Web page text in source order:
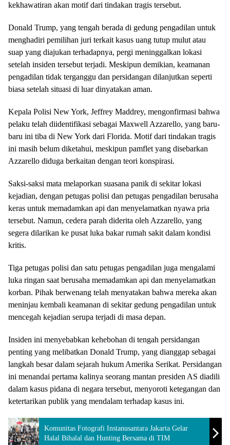
kekhawatiran akan motif dari tindakan tragis tersebut.
Donald Trump, yang tengah berada di gedung pengadilan untuk
menghadiri pemilihan juri terkait kasus uang tutup mulut atau
suap yang diajukan terhadapnya, pergi meninggalkan lokasi
setelah insiden tersebut terjadi. Meskipun demikian, keamanan
pengadilan tidak terganggu dan persidangan dilanjutkan seperti
biasa setelah situasi di luar dinyatakan aman.
Kepala Polisi New York, Jeffrey Maddrey, mengonfirmasi bahwa
pelaku telah diidentifikasi sebagai Maxwell Azzarello, yang baru-
baru ini tiba di New York dari Florida. Motif dari tindakan tragis
ini masih belum diketahui, meskipun pamflet yang disebarkan
Azzarello diduga berkaitan dengan teori konspirasi.
Saksi-saksi mata melaporkan suasana panik di sekitar lokasi
kejadian, dengan petugas polisi dan petugas pengadilan berusaha
keras untuk memadamkan api dan menyelamatkan nyawa pria
tersebut. Namun, cedera parah diderita oleh Azzarello, yang
segera dilarikan ke pusat luka bakar rumah sakit dalam kondisi
kritis.
Tiga petugas polisi dan satu petugas pengadilan juga mengalami
luka ringan saat berusaha memadamkan api dan menyelamatkan
korban. Pihak berwenang telah menyatakan bahwa mereka akan
meninjau kembali keamanan di sekitar gedung pengadilan untuk
mencegah kejadian serupa terjadi di masa depan.
Insiden ini menyebabkan kehebohan di tengah persidangan
penting yang melibatkan Donald Trump, yang dianggap sebagai
langkah besar dalam sejarah hukum Amerika Serikat. Persidangan
ini menandai pertama kalinya seorang mantan presiden AS diadili
dalam kasus pidana di negara tersebut, menyoroti ketegangan dan
ketertarikan publik yang mendalam terhadap kasus ini.
Komunitas Fotografi Instanusantara Jakarta Gelar
Halal Bihalal dan Hunting Bersama di TIM